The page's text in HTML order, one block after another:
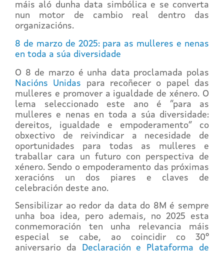
máis aló dunha data simbólica e se converta
nun motor de cambio real dentro das
organizacións.
8 de marzo de 2025: para as mulleres e nenas
en toda a súa diversidade
O 8 de marzo é unha data proclamada polas
Nacións Unidas para recoñecer o papel das
mulleres e promover a igualdade de xénero. O
lema seleccionado este ano é “para as
mulleres e nenas en toda a súa diversidade:
dereitos, igualdade e empoderamento” co
obxectivo de reivindicar a necesidade de
oportunidades para todas as mulleres e
traballar cara un futuro con perspectiva de
xénero. Sendo o empoderamento das próximas
xeracións un dos piares e claves de
celebración deste ano.
Sensibilizar ao redor da data do 8M é sempre
unha boa idea, pero ademais, no 2025 esta
conmemoración ten unha relevancia máis
especial se cabe, ao coincidir co 30º
aniversario da
Declaración e Plataforma de